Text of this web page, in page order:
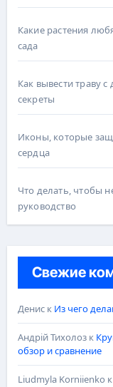
Какие растения
сада
Как вывести траву
секреты
Иконы, которые
сердца
Что делать, чтобы
руководство
Свежие
Дениск Из чего
Андрій Тихолозк
обзор и сравнение
Liudmyla Korniienko к